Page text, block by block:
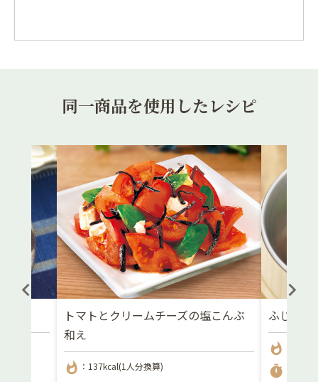
同一商品を使用したレシピ
トマトとクリームチーズの塩こんぶ
和え
whatshot ：137kcal(1人分換算)
ふじっ子
whatshot
timer